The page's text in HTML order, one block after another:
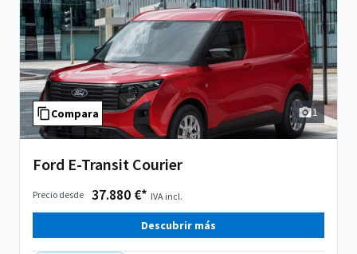
Compara 1
Ford E-Transit Courier
Precio desde 37.880 €* IVA incl.
Descubrir más